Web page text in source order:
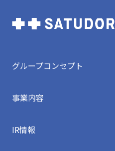
グループコンセプト
事業内容
IR情報